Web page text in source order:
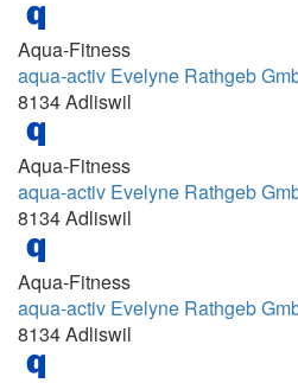
09:15 - 13:00
09:15 - 13:30
09:15-10:05 und 10:15-
09:15-9:45
09:30 - 10:00
09:30 - 10:30
09:30 - 11:30
Aqua-Fitness
aqua-activ Evelyne Rathgeb
8134 Adliswil
Aqua-Fitness
aqua-activ Evelyne Rathgeb
8134 Adliswil
Aqua-Fitness
aqua-activ Evelyne Rathgeb
8134 Adliswil